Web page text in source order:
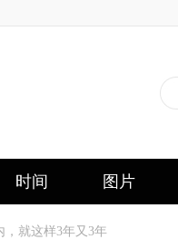
时间 图片
，就这样3年又3年